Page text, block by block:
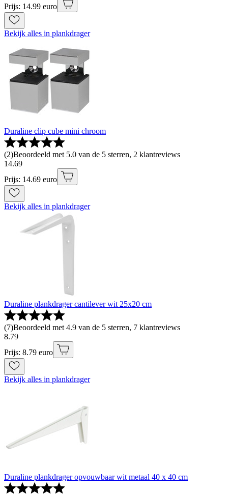
Prijs: 14.99 euro
Bekijk alles in plankdrager
Duraline clip cube mini chroom
(2)Beoordeeld met 5.0 van de 5 sterren, 2 klantreviews
14.69
Prijs: 14.69 euro
Bekijk alles in plankdrager
Duraline plankdrager cantilever wit 25x20 cm
(7)Beoordeeld met 4.9 van de 5 sterren, 7 klantreviews
8.79
Prijs: 8.79 euro
Bekijk alles in plankdrager
Duraline plankdrager opvouwbaar wit metaal 40 x 40 cm